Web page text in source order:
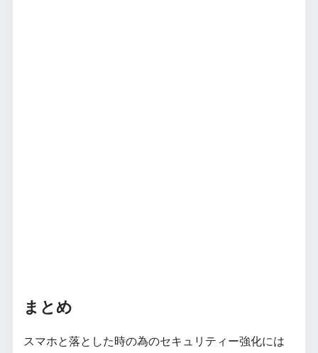
まとめ
スマホと落とした時の為のセキュリティー強化には